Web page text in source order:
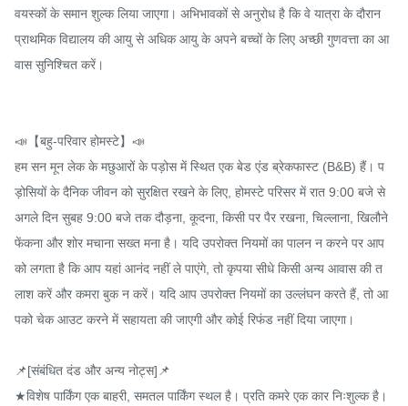
वयस्कों के समान शुल्क लिया जाएगा। अभिभावकों से अनुरोध है कि वे यात्रा के दौरान
प्राथमिक विद्यालय की आयु से अधिक आयु के अपने बच्चों के लिए अच्छी गुणवत्ता का आ
वास सुनिश्चित करें।
📣【बहु-परिवार होमस्टे】📣
हम सन मून लेक के मछुआरों के पड़ोस में स्थित एक बेड एंड ब्रेकफास्ट (B&B) हैं। प
ड़ोसियों के दैनिक जीवन को सुरक्षित रखने के लिए, होमस्टे परिसर में रात 9:00 बजे से
अगले दिन सुबह 9:00 बजे तक दौड़ना, कूदना, किसी पर पैर रखना, चिल्लाना, खिलौने
फेंकना और शोर मचाना सख्त मना है। यदि उपरोक्त नियमों का पालन न करने पर आप
को लगता है कि आप यहां आनंद नहीं ले पाएंगे, तो कृपया सीधे किसी अन्य आवास की त
लाश करें और कमरा बुक न करें। यदि आप उपरोक्त नियमों का उल्लंघन करते हैं, तो आ
पको चेक आउट करने में सहायता की जाएगी और कोई रिफंड नहीं दिया जाएगा।
📌[संबंधित दंड और अन्य नोट्स]📌
★विशेष पार्किंग एक बाहरी, समतल पार्किंग स्थल है। प्रति कमरे एक कार निःशुल्क है।